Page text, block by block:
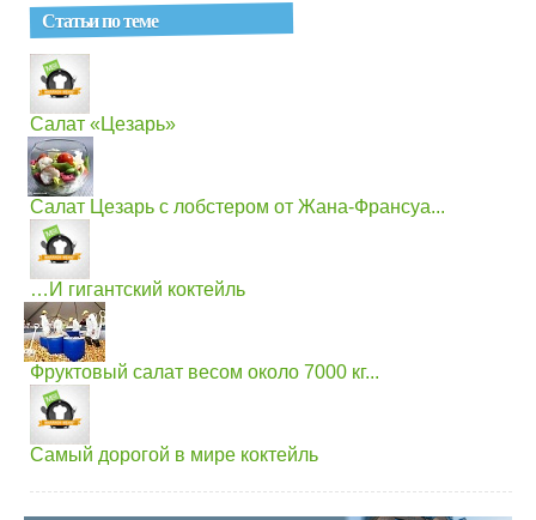
Статьи по теме
Салат «Цезарь»
Салат Цезарь с лобстером от Жана-Франсуа...
…И гигантский коктейль
Фруктовый салат весом около 7000 кг...
Самый дорогой в мире коктейль